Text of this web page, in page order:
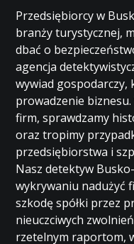
Przedsiębiorcy w
branży turystycznej,
dbać o
agencja
wywiad gospodarczy,
prowadzenie
firm, sprawdzamy
oraz tropimy
przedsiębiorstwa i
Nasz detektyw
wykrywaniu nadużyć
szkodę spółki przez
nieuczciwych
rzetelnym raportom,